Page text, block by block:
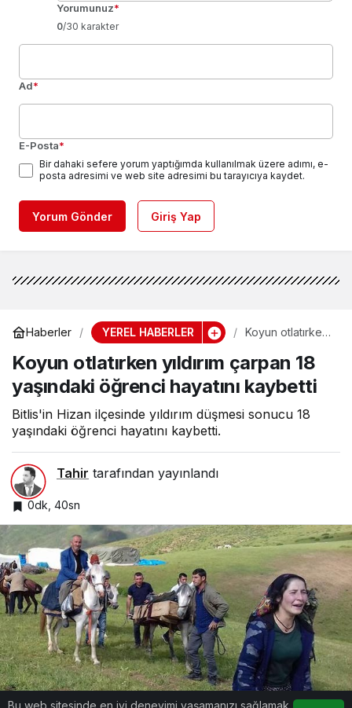
Yorumunuz*
0/30 karakter
Ad*
E-Posta*
Bir dahaki sefere yorum yaptığımda kullanılmak üzere adımı, e-
posta adresimi ve web site adresimi bu tarayıcıya kaydet.
Yorum Gönder Giriş Yap
Haberler YEREL HABERLER
Koyun otlatırken
18 yaşındaki
öğrenci hayatını
kaybetti
Koyun otlatırken yıldırım çarpan 18
yaşındaki öğrenci hayatını kaybetti
Bitlis'in Hizan ilçesinde yıldırım düşmesi sonucu 18
yaşındaki öğrenci hayatını kaybetti.
Tahir tarafından yayınlandı
0dk, 40sn
Bu web sitesinde en iyi deneyimi yaşamanızı sağlamak